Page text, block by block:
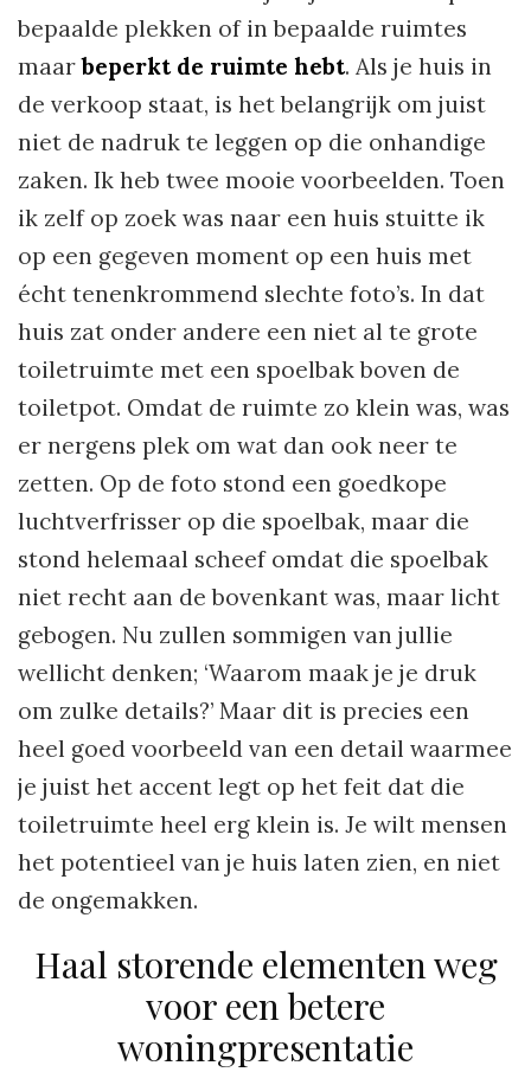
bepaalde plekken of in bepaalde ruimtes
maarbeperkt de ruimte hebt. Als je huis in
de verkoop staat, is het belangrijk om juist
niet de nadruk te leggen op die onhandige
zaken. Ik heb twee mooie voorbeelden. Toen
ik zelf op zoek was naar een huis stuitte ik
op een gegeven moment op een huis met
écht tenenkrommend slechte foto’s. In dat
huis zat onder andere een niet al te grote
toiletruimte met een spoelbak boven de
toiletpot. Omdat de ruimte zo klein was, was
er nergens plek om wat dan ook neer te
zetten. Op de foto stond een goedkope
luchtverfrisser op die spoelbak, maar die
stond helemaal scheef omdat die spoelbak
niet recht aan de bovenkant was, maar licht
gebogen. Nu zullen sommigen van jullie
wellicht denken; ‘Waarom maak je je druk
om zulke details?’ Maar dit is precies een
heel goed voorbeeld van een detail waarmee
je juist het accent legt op het feit dat die
toiletruimte heel erg klein is. Je wilt mensen
het potentieel van je huis laten zien, en niet
de ongemakken.
Haal storende elementen weg
voor een betere
woningpresentatie